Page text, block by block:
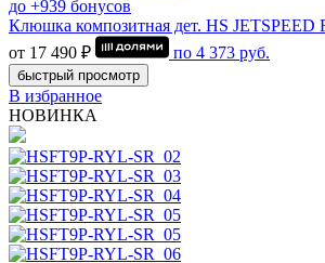
до +939 бонусов
Клюшка композитная дет. HS JETSPEED
от 17 490 ₽
по 4 373 руб.
быстрый просмотр
В избранное
НОВИНКА